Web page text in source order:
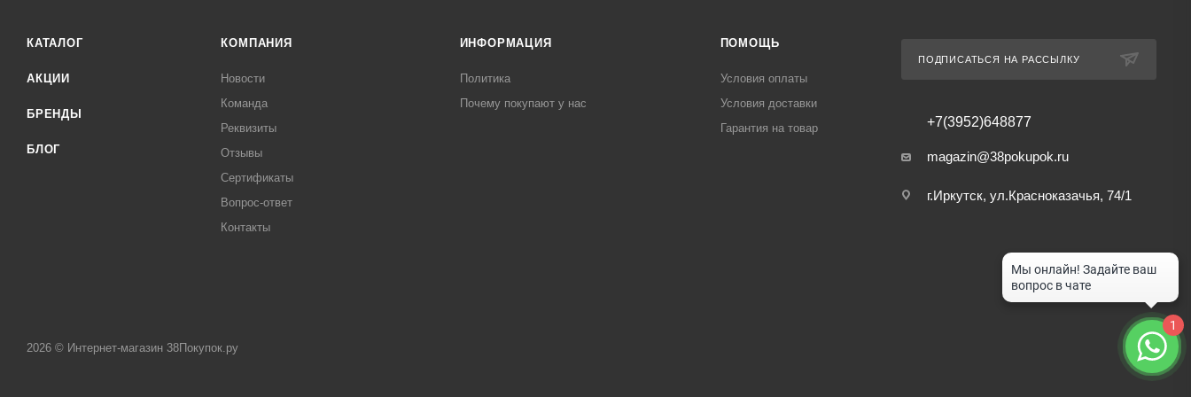
КАТАЛОГ
АКЦИИ
БРЕНДЫ
БЛОГ
КОМПАНИЯ
Новости
Команда
Реквизиты
Отзывы
Сертификаты
Вопрос-ответ
Контакты
ИНФОРМАЦИЯ
Политика
Почему покупают у нас
ПОМОЩЬ
Условия оплаты
Условия доставки
Гарантия на товар
ПОДПИСАТЬСЯ НА РАССЫЛКУ
+7(3952)648877
magazin@38pokupok.ru
г.Иркутск, ул.Красноказачья, 74/1
2026 © Интернет-магазин 38Покупок.ру
1